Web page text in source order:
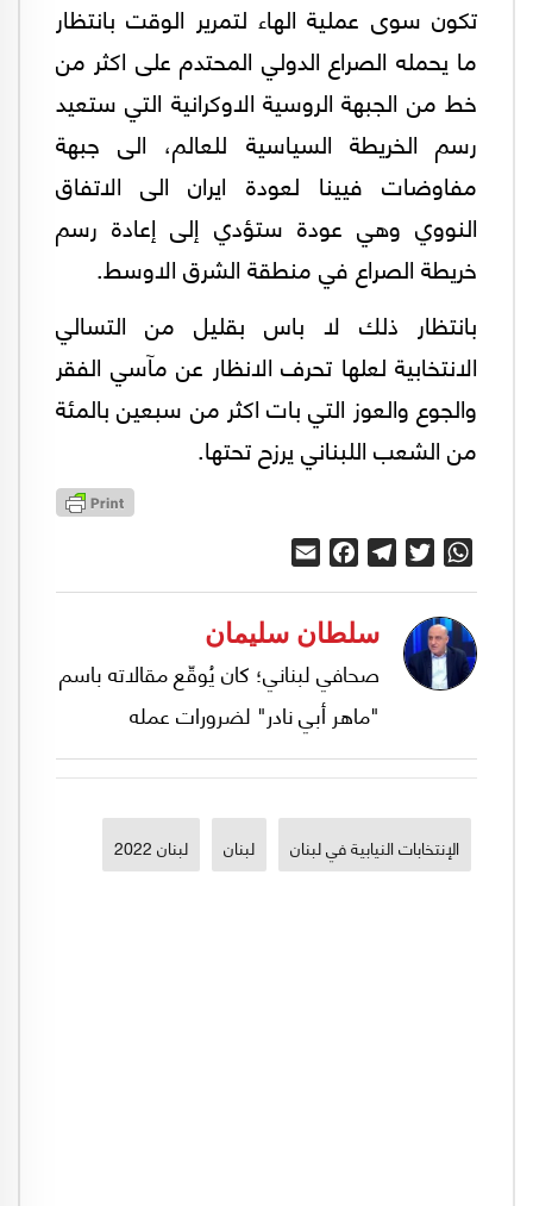
تكون سوى عملية الهاء لتمرير الوقت بانتظار
ما يحمله الصراع الدولي المحتدم على اكثر من
خط من الجبهة الروسية الاوكرانية التي ستعيد
رسم الخريطة السياسية للعالم، الى جبهة
مفاوضات فيينا لعودة ايران الى الاتفاق
النووي وهي عودة ستؤدي إلى إعادة رسم
خريطة الصراع في منطقة الشرق الاوسط.
بانتظار ذلك لا باس بقليل من التسالي
الانتخابية لعلها تحرف الانظار عن مآسي الفقر
والجوع والعوز التي بات اكثر من سبعين بالمئة
من الشعب اللبناني يرزح تحتها.
WhatsApp
Twitter
Telegram
Facebook
سلطان سليمان
صحافي لبناني؛ كان يُوقّع مقالاته باسم
"ماهر أبي نادر" لضرورات عمله
الإنتخابات النيابية في لبنان لبنان لبنان 2022